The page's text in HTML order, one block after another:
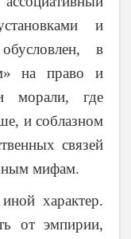
и
в
на право и
морали, где
и соблазном
связей
мифам.
характер.
от эмпирии,